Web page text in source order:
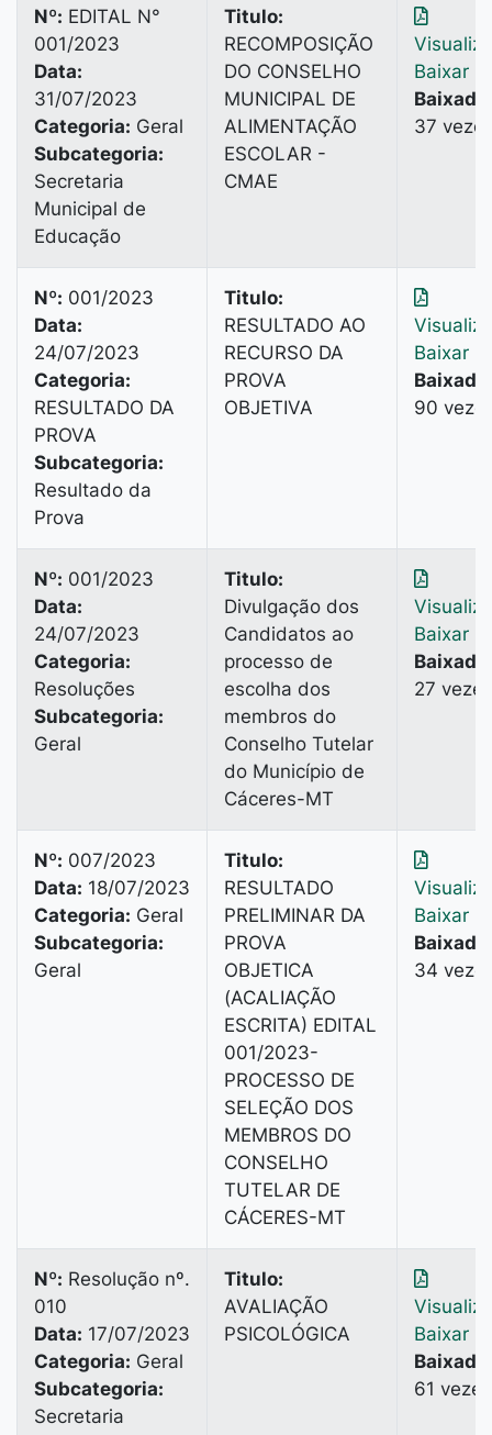
Nº: EDITAL N°
001/2023
Data:
31/07/2023
Categoria: Geral
Subcategoria:
Secretaria
Municipal de
Educação
Titulo:
RECOMPOSIÇÃO
DO CONSELHO
MUNICIPAL DE
ALIMENTAÇÃO
ESCOLAR -
CMAE
Baixar
Baixado:
37
Nº: 001/2023
Data:
24/07/2023
Categoria:
RESULTADO DA
PROVA
Subcategoria:
Resultado da
Prova
Titulo:
RESULTADO AO
RECURSO DA
PROVA
OBJETIVA
Baixar
Baixado:
90
Nº: 001/2023
Data:
24/07/2023
Categoria:
Resoluções
Subcategoria:
Geral
Titulo:
Divulgação dos
Candidatos ao
processo de
escolha dos
membros do
Conselho Tutelar
do Município de
Cáceres-MT
Baixar
Baixado:
27 vezes
Nº: 007/2023
Data: 18/07/2023
Categoria: Geral
Subcategoria:
Geral
Titulo:
RESULTADO
PRELIMINAR DA
PROVA
OBJETICA
(ACALIAÇÃO
ESCRITA) EDITAL
001/2023-
PROCESSO DE
SELEÇÃO DOS
MEMBROS DO
CONSELHO
TUTELAR DE
CÁCERES-MT
Baixar
Baixado:
34
Nº: Resolução nº.
010
Data: 17/07/2023
Categoria: Geral
Subcategoria:
Secretaria
Titulo:
AVALIAÇÃO
PSICOLÓGICA
Baixar
Baixado:
61 vezes